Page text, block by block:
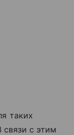
таких
связи с этим